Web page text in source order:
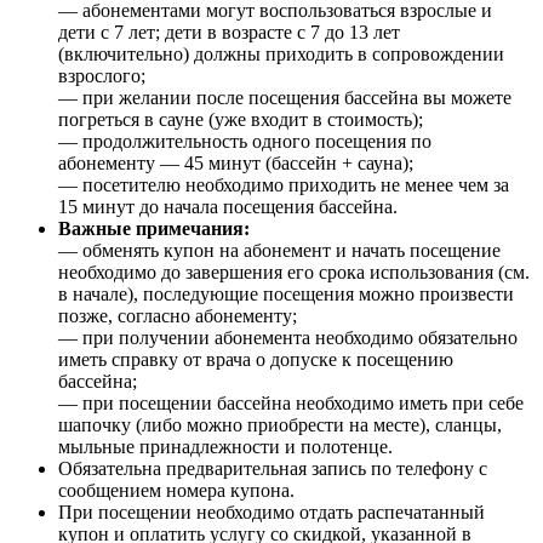
— абонементами могут воспользоваться взрослые и
дети с 7 лет; дети в возрасте с 7 до 13 лет
(включительно) должны приходить в сопровождении
взрослого;
— при желании после посещения бассейна вы можете
погреться в сауне (уже входит в стоимость);
— продолжительность одного посещения по
абонементу — 45 минут (бассейн + сауна);
— посетителю необходимо приходить не менее чем за
15 минут до начала посещения бассейна.
Важные примечания:
— обменять купон на абонемент и начать посещение
необходимо до завершения его срока использования (см.
в начале), последующие посещения можно произвести
позже, согласно абонементу;
— при получении абонемента необходимо обязательно
иметь справку от врача о допуске к посещению
бассейна;
— при посещении бассейна необходимо иметь при себе
шапочку (либо можно приобрести на месте), сланцы,
мыльные принадлежности и полотенце.
Обязательна предварительная запись по телефону с
сообщением номера купона.
При посещении необходимо отдать распечатанный
купон и оплатить услугу со скидкой, указанной в